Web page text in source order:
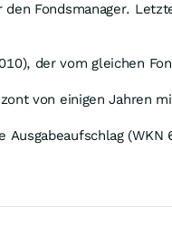
Fondsmanager.
der vom gleichen
von einigen Jahren
Ausgabeaufschlag (WKN